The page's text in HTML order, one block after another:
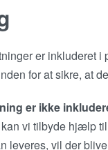
er inkluderet
for at sikre, at
er ikke
vi tilbyde hjælp
leveres, vil der